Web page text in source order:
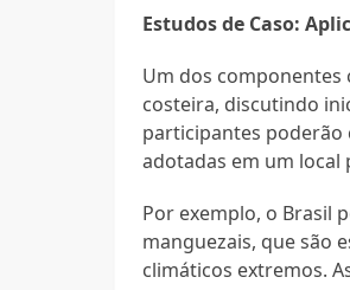
Estudos de Caso:
Um dos componentes
costeira, discutindo
participantes poderão
adotadas em um local
Por exemplo, o Brasil
manguezais, que são
climáticos extremos.